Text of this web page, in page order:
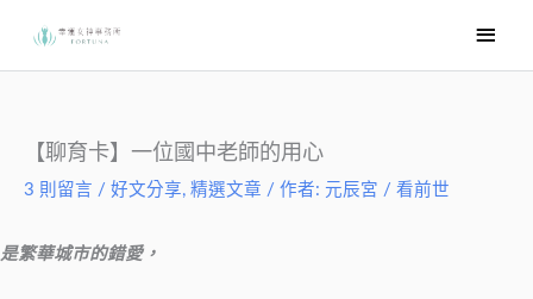
要
【聊育卡】一位國中老師的用心
3 則留言 / 好文分享, 精選文章 / 作者: 元辰宮 / 看前世
是繁華城市的錯愛，